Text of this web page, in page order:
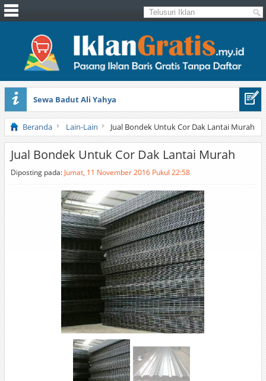
Sewa Badut Ali Yahya
Honda Brio 1.3 E AT CBU 2012 Putih
Beranda Lain-Lain Jual Bondek Untuk Cor Dak Lantai Murah
Jual Bondek Untuk Cor Dak Lantai Murah
Diposting pada: Jumat, 11 November 2016 Pukul 22:58